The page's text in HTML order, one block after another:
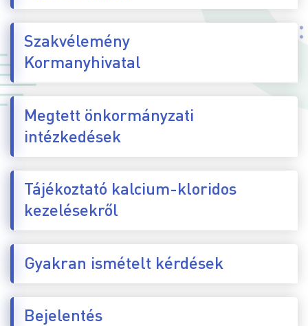
Szakvélemény
Kormanyhivatal
Megtett önkormányzati
intézkedések
Tájékoztató kalcium-kloridos
kezelésekről
Gyakran ismételt kérdések
Bejelentés